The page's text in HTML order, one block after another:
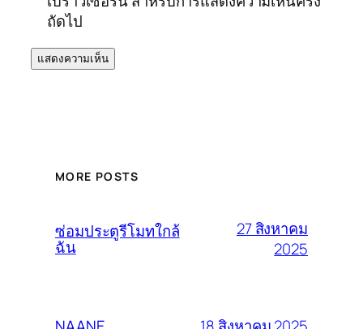
ถัดไป
MORE POSTS
ซ่อมประตูรีโมทใกล้
ฉัน
27 สิงหาคม
2025